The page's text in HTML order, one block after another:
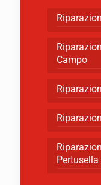
Campo
Pertusella